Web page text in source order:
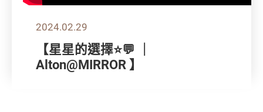
2024.02.29
【星星的選擇⭐💬 ｜
Alton@MIRROR 】